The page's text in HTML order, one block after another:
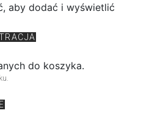
aby dodać i wyświetlić
do koszyka.